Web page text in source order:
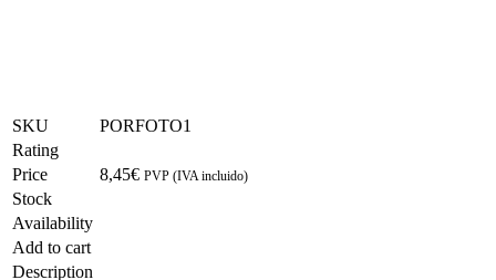
SKU
PORFOTO1
Rating
Price
8,45€ PVP (IVA incluido)
Stock
Availability
Add to cart
Description